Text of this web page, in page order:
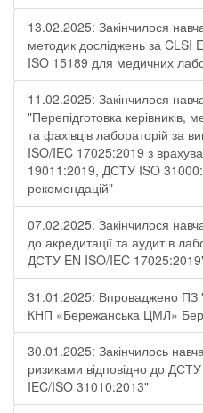
13.02.2025: Закінчилося
методик досліджень за CLSI
ISO 15189 для медичних
11.02.2025: Закінчилося
"Перепідготовка керівників,
та фахівців лабораторій за
ISO/IEC 17025:2019 з
19011:2019, ДСТУ ISO
рекомендацій"
07.02.2025: Закінчилося
до акредитації та аудит в
ДСТУ EN ISO/IEC
31.01.2025: Впроваджено ПЗ
КНП «Бережанська ЦМЛ»
30.01.2025: Закінчилось
ризиками відповідно до
IEC/ISO 31010:2013"